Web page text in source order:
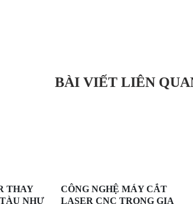
BÀI VIẾT LIÊN
THAY
NHƯ
CÔNG NGHỆ MÁY CẮT
LASER CNC TRONG GIA